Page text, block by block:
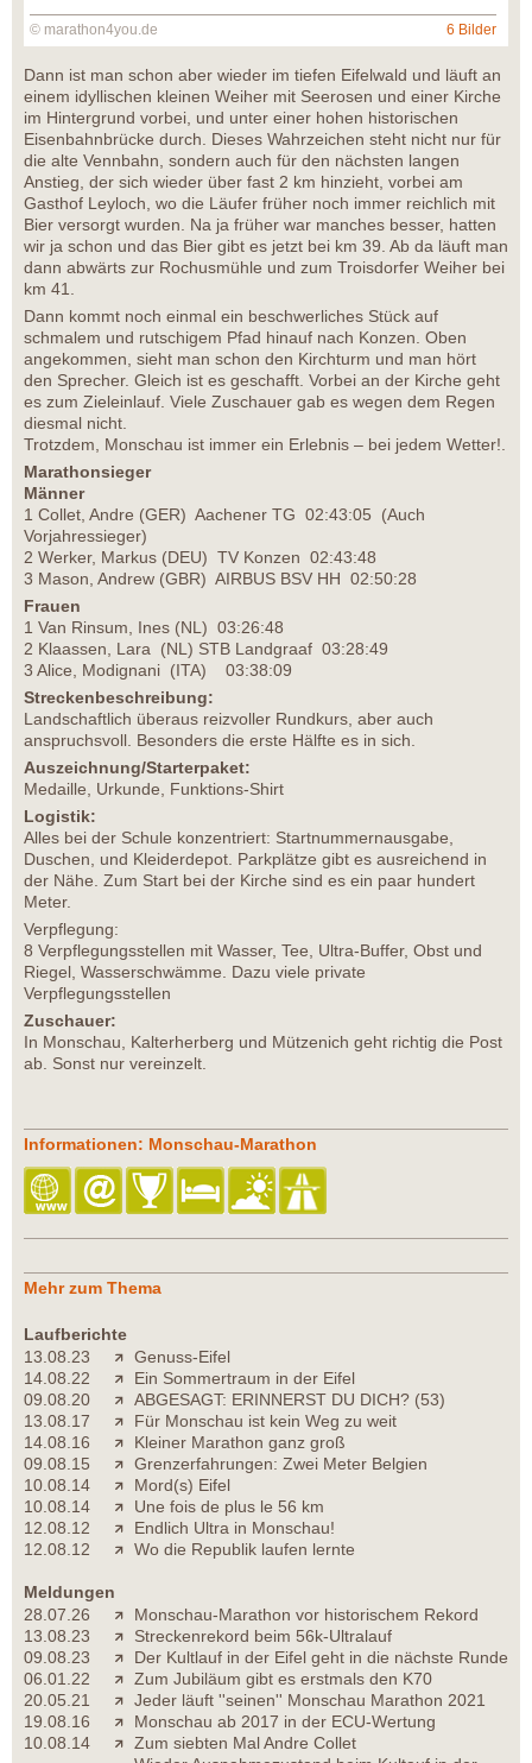
© marathon4you.de 6 Bilder
Dann ist man schon aber wieder im tiefen Eifelwald und läuft an
einem idyllischen kleinen Weiher mit Seerosen und einer Kirche
im Hintergrund vorbei, und unter einer hohen historischen
Eisenbahnbrücke durch. Dieses Wahrzeichen steht nicht nur für
die alte Vennbahn, sondern auch für den nächsten langen
Anstieg, der sich wieder über fast 2 km hinzieht, vorbei am
Gasthof Leyloch, wo die Läufer früher noch immer reichlich mit
Bier versorgt wurden. Na ja früher war manches besser, hatten
wir ja schon und das Bier gibt es jetzt bei km 39. Ab da läuft man
dann abwärts zur Rochusmühle und zum Troisdorfer Weiher bei
km 41.
Dann kommt noch einmal ein beschwerliches Stück auf
schmalem und rutschigem Pfad hinauf nach Konzen. Oben
angekommen, sieht man schon den Kirchturm und man hört
den Sprecher. Gleich ist es geschafft. Vorbei an der Kirche geht
es zum Zieleinlauf. Viele Zuschauer gab es wegen dem Regen
diesmal nicht.
Trotzdem, Monschau ist immer ein Erlebnis – bei jedem Wetter!.
Marathonsieger
Männer
1 Collet, Andre (GER) Aachener TG 02:43:05 (Auch
Vorjahressieger)
2 Werker, Markus (DEU) TV Konzen 02:43:48
3 Mason, Andrew (GBR) AIRBUS BSV HH 02:50:28
Frauen
1 Van Rinsum, Ines (NL) 03:26:48
2 Klaassen, Lara (NL) STB Landgraaf 03:28:49
3 Alice, Modignani (ITA) 03:38:09
Streckenbeschreibung:
Landschaftlich überaus reizvoller Rundkurs, aber auch
anspruchsvoll. Besonders die erste Hälfte es in sich.
Auszeichnung/Starterpaket:
Medaille, Urkunde, Funktions-Shirt
Logistik:
Alles bei der Schule konzentriert: Startnummernausgabe,
Duschen, und Kleiderdepot. Parkplätze gibt es ausreichend in
der Nähe. Zum Start bei der Kirche sind es ein paar hundert
Meter.
Verpflegung:
8 Verpflegungsstellen mit Wasser, Tee, Ultra-Buffer, Obst und
Riegel, Wasserschwämme. Dazu viele private
Verpflegungsstellen
Zuschauer:
In Monschau, Kalterherberg und Mützenich geht richtig die Post
ab. Sonst nur vereinzelt.
Informationen: Monschau-Marathon
Mehr zum Thema
Laufberichte
13.08.23
Genuss-Eifel
14.08.22
Ein Sommertraum in der Eifel
09.08.20
ABGESAGT: ERINNERST DU DICH? (53)
13.08.17
Für Monschau ist kein Weg zu weit
14.08.16
Kleiner Marathon ganz groß
09.08.15
Grenzerfahrungen: Zwei Meter Belgien
10.08.14
Mord(s) Eifel
10.08.14
Une fois de plus le 56 km
12.08.12
Endlich Ultra in Monschau!
12.08.12
Wo die Republik laufen lernte
Meldungen
28.07.26
Monschau-Marathon vor historischem Rekord
13.08.23
Streckenrekord beim 56k-Ultralauf
09.08.23
Der Kultlauf in der Eifel geht in die nächste Runde
06.01.22
Zum Jubiläum gibt es erstmals den K70
20.05.21
Jeder läuft ''seinen'' Monschau Marathon 2021
19.08.16
Monschau ab 2017 in der ECU-Wertung
10.08.14
Zum siebten Mal Andre Collet